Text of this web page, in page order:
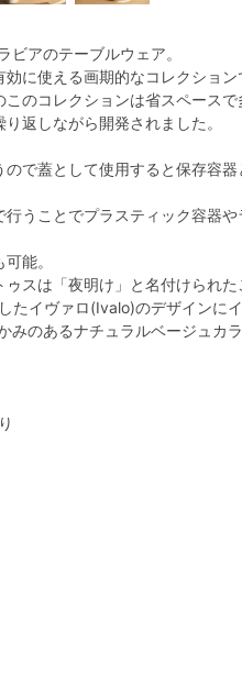
アのテーブルウェア。
に使える画期的なコレクション
のコレクションは省スペースで
返しながら開発されました。
で蓋として使用すると保存容器
うことでプラスティック容器
能。
スは「夜明け」と名付けられた
たイヴァロ(Ivalo)のデザインに
みのあるナチュラルベージュカ